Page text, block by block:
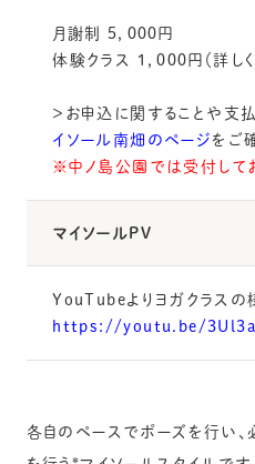
月謝制 ５，０００円
体験クラス １，０００円（詳
＞お申込に関することや支
イソール南畑のページ をご
※中ノ島公園では受付して
マイソールPV
YouTubeよりヨガクラスの
https://youtu.be/
各自のペースでポーズを行い